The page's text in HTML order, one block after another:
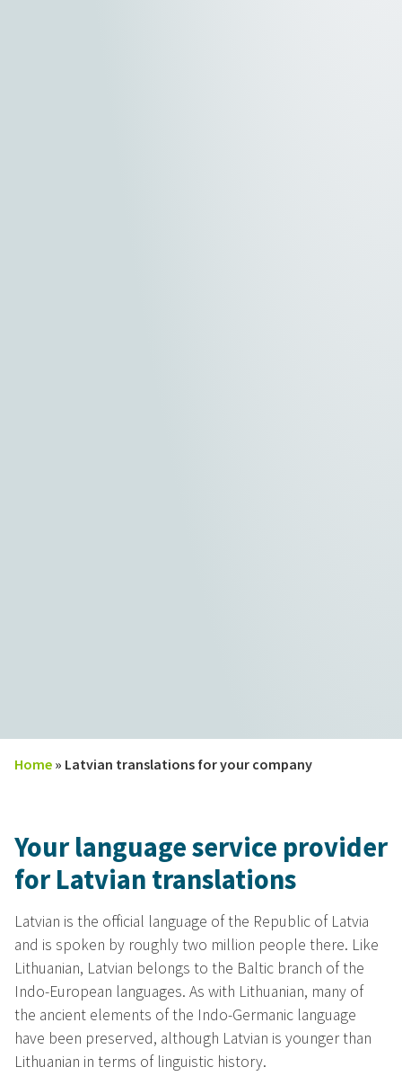
Home » Latvian translations for your company
Your language service provider
for Latvian translations
Latvian is the official language of the Republic of Latvia
and is spoken by roughly two million people there. Like
Lithuanian, Latvian belongs to the Baltic branch of the
Indo-European languages. As with Lithuanian, many of
the ancient elements of the Indo-Germanic language
have been preserved, although Latvian is younger than
Lithuanian in terms of linguistic history.